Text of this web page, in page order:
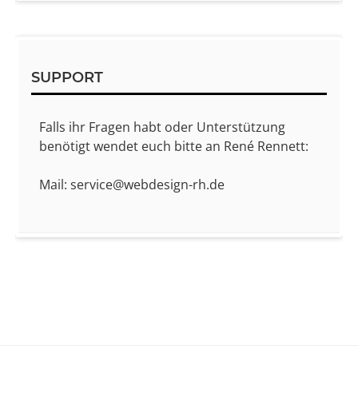
SUPPORT
Falls ihr Fragen habt oder Unterstützung
benötigt wendet euch bitte an René Rennett:
Mail: service@webdesign-rh.de